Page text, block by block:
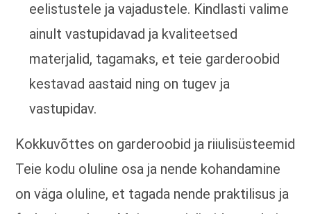
eelistustele ja vajadustele. Kindlasti valime
ainult vastupidavad ja kvaliteetsed
materjalid, tagamaks, et teie garderoobid
kestavad aastaid ning on tugev ja
vastupidav.
Kokkuvõttes on garderoobid ja riiulisüsteemid
Teie kodu oluline osa ja nende kohandamine
on väga oluline, et tagada nende praktilisus ja